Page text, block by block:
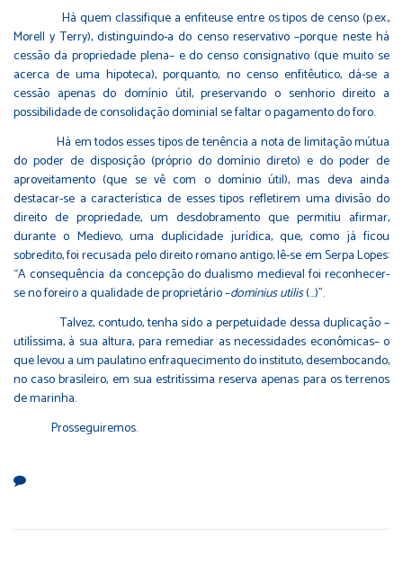
Há quem classifique a enfiteuse entre os tipos de censo (p.ex.,
Morell y Terry), distinguindo-a do censo reservativo –porque neste há
cessão da propriedade plena– e do censo consignativo (que muito se
acerca de uma hipoteca), porquanto, no censo enfitêutico, dá-se a
cessão apenas do domínio útil, preservando o senhorio direito a
possibilidade de consolidação dominial se faltar o pagamento do foro.
Há em todos esses tipos de tenência a nota de limitação mútua
do poder de disposição (próprio do domínio direto) e do poder de
aproveitamento (que se vê com o domínio útil), mas deva ainda
destacar-se a característica de esses tipos refletirem uma divisão do
direito de propriedade, um desdobramento que permitiu afirmar,
durante o Medievo, uma duplicidade jurídica, que, como já ficou
sobredito, foi recusada pelo direito romano antigo; lê-se em Serpa Lopes:
“A consequência da concepção do dualismo medieval foi reconhecer-
se no foreiro a qualidade de proprietário –dominius utilis(…)”.
Talvez, contudo, tenha sido a perpetuidade dessa duplicação –
utilíssima, à sua altura, para remediar as necessidades econômicas– o
que levou a um paulatino enfraquecimento do instituto, desembocando,
no caso brasileiro, em sua estritíssima reserva apenas para os terrenos
de marinha.
Prosseguiremos.